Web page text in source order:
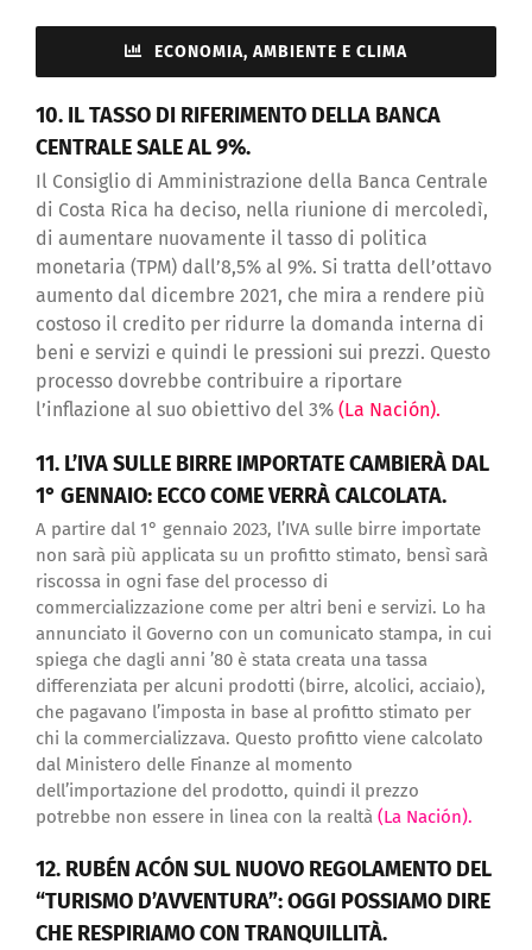
ECONOMIA, AMBIENTE E CLIMA
10. IL TASSO DI RIFERIMENTO DELLA BANCA
CENTRALE SALE AL 9%.
Il Consiglio di Amministrazione della Banca Centrale
di Costa Rica ha deciso, nella riunione di mercoledì,
di aumentare nuovamente il tasso di politica
monetaria (TPM) dall’8,5% al 9%. Si tratta dell’ottavo
aumento dal dicembre 2021, che mira a rendere più
costoso il credito per ridurre la domanda interna di
beni e servizi e quindi le pressioni sui prezzi. Questo
processo dovrebbe contribuire a riportare
l’inflazione al suo obiettivo del 3%(La Nación).
11. L’IVA SULLE BIRRE IMPORTATE CAMBIERÀ DAL
1° GENNAIO: ECCO COME VERRÀ CALCOLATA.
A partire dal 1° gennaio 2023, l’IVA sulle birre importate
non sarà più applicata su un profitto stimato, bensì sarà
riscossa in ogni fase del processo di
commercializzazione come per altri beni e servizi. Lo ha
annunciato il Governo con un comunicato stampa, in cui
spiega che dagli anni ’80 è stata creata una tassa
differenziata per alcuni prodotti (birre, alcolici, acciaio),
che pagavano l’imposta in base al profitto stimato per
chi la commercializzava. Questo profitto viene calcolato
dal Ministero delle Finanze al momento
dell’importazione del prodotto, quindi il prezzo
potrebbe non essere in linea con la realtà (La Nación).
12. RUBÉN ACÓN SUL NUOVO REGOLAMENTO DEL
“TURISMO D’AVVENTURA”: OGGI POSSIAMO DIRE
CHE RESPIRIAMO CON TRANQUILLITÀ.